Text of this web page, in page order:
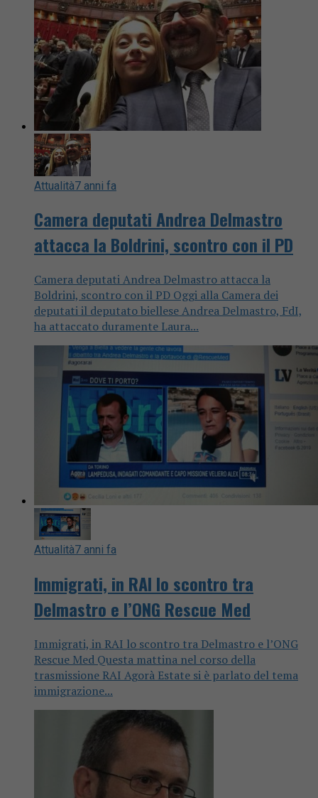
Attualità7 anni fa
Camera deputati Andrea Delmastro
attacca la Boldrini, scontro con il PD
Camera deputati Andrea Delmastro attacca la
Boldrini, scontro con il PD Oggi alla Camera dei
deputati il deputato biellese Andrea Delmastro, FdI,
ha attaccato duramente Laura...
Attualità7 anni fa
Immigrati, in RAI lo scontro tra
Delmastro e l’ONG Rescue Med
Immigrati, in RAI lo scontro tra Delmastro e l’ONG
Rescue Med Questa mattina nel corso della
trasmissione RAI Agorà Estate si è parlato del tema
immigrazione...